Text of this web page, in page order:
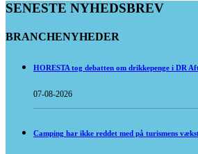
SENESTE NYHEDSBREV
BRANCHENYHEDER
HORESTA tog debatten om drikkepenge i DR
07-08-2026
Camping har ikke reddet med på turismens